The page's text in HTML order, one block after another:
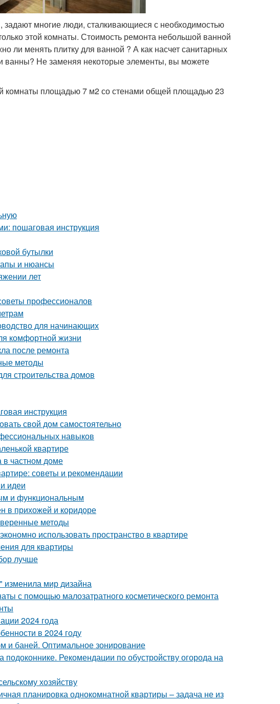
задают многие люди, сталкивающиеся с необходимостью
этой комнаты. Стоимость ремонта небольшой ванной
ли менять плитку для ванной ? А как насчет санитарных
ванны? Не заменяя некоторые элементы, вы можете
комнаты площадью 7 м2 со стенами общей площадью 23
пошаговая инструкция
бутылки
и нюансы
лет
профессионалов
для начинающих
комфортной жизни
после ремонта
методы
строительства домов
инструкция
свой дом самостоятельно
навыков
квартире
в частном доме
советы и рекомендации
идеи
и функциональным
в прихожей и коридоре
методы
использовать пространство в квартире
для квартиры
лучше
изменила мир дизайна
с помощью малозатратного косметического ремонта
2024 года
в 2024 году
и баней. Оптимальное зонирование
Рекомендации по обустройству огорода на
хозяйству
планировка однокомнатной квартиры – задача не из